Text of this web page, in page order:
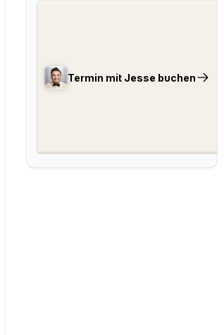
Termin mit Jesse buchen